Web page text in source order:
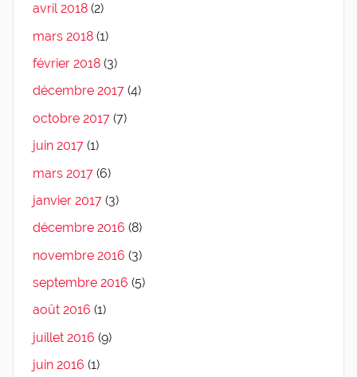
avril 2018 (2)
mars 2018 (1)
février 2018 (3)
décembre 2017 (4)
octobre 2017 (7)
juin 2017 (1)
mars 2017 (6)
janvier 2017 (3)
décembre 2016 (8)
novembre 2016 (3)
septembre 2016 (5)
août 2016 (1)
juillet 2016 (9)
juin 2016 (1)